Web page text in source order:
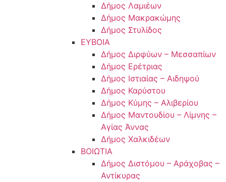
Δήμος Λαμιέων
Δήμος Μακρακώμης
Δήμος Στυλίδος
ΕΥΒΟΙΑ
Δήμος Διρφύων – Μεσσαπίων
Δήμος Ερέτριας
Δήμος Ιστιαίας – Αιδηψού
Δήμος Καρύστου
Δήμος Κύμης – Αλιβερίου
Δήμος Μαντουδίου – Λίμνης –
Αγίας Άννας
Δήμος Χαλκιδέων
ΒΟΙΩΤΙΑ
Δήμος Διστόμου – Αράχοβας –
Αντίκυρας